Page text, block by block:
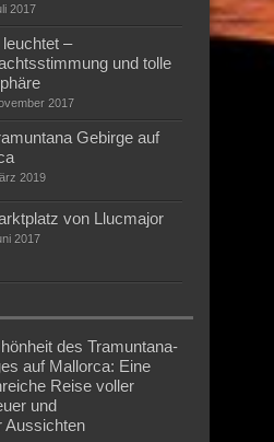
2017
leuchtet –
und tolle
2017
Gebirge auf
2019
von Llucmajor
2017
des Tramuntana-
auf Mallorca: Eine
Reise voller
und
Aussichten